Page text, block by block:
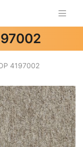
4197002